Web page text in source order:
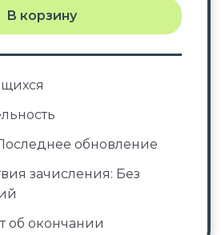
В корзину
обновление
зачисления: Без
об окончании